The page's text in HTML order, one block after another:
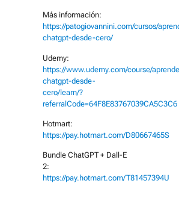
Más información:
https://patogiovannini.com/cursos/
chatgpt-desde-cero/
Udemy:
https://www.udemy.com/course/
chatgpt-desde-
cero/learn/?
referralCode=64F8E83767039CA5C3C6
Hotmart:
https://pay.hotmart.com/D80667465S
Bundle ChatGPT + Dall-E
2:
https://pay.hotmart.com/T81457394U